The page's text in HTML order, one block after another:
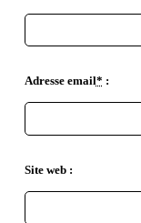
Adresse email* :
Site web :